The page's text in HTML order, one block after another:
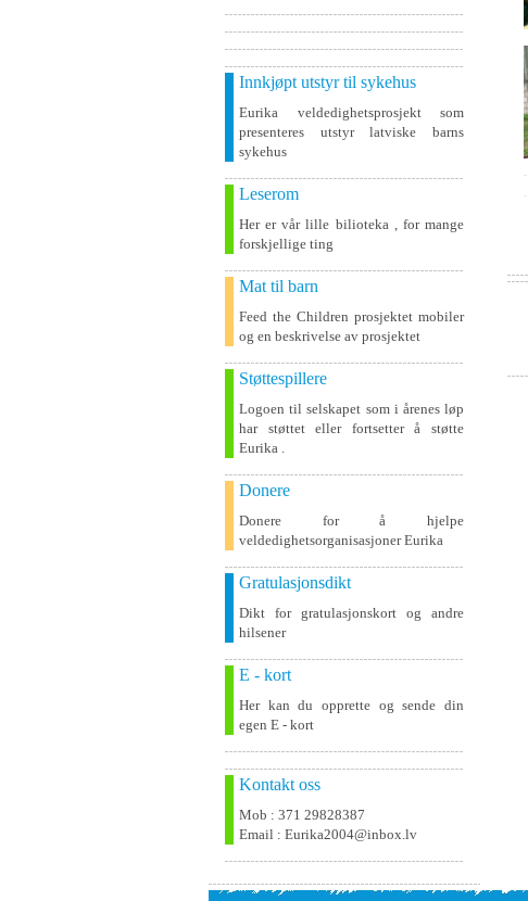
Innkjøpt utstyr til sykehus
Eurika veldedighetsprosjekt som
presenteres utstyr latviske barns
sykehus
Leserom
Her er vår lille bilioteka , for mange
forskjellige ting
Mat til barn
Feed the Children prosjektet mobiler
og en beskrivelse av prosjektet
Støttespillere
Logoen til selskapet som i årenes løp
har støttet eller fortsetter å støtte
Eurika .
Donere
Donere for å hjelpe
veldedighetsorganisasjoner Eurika
Gratulasjonsdikt
Dikt for gratulasjonskort og andre
hilsener
E - kort
Her kan du opprette og sende din
egen E - kort
Kontakt oss
Mob : 371 29828387
Email : Eurika2004@inbox.lv